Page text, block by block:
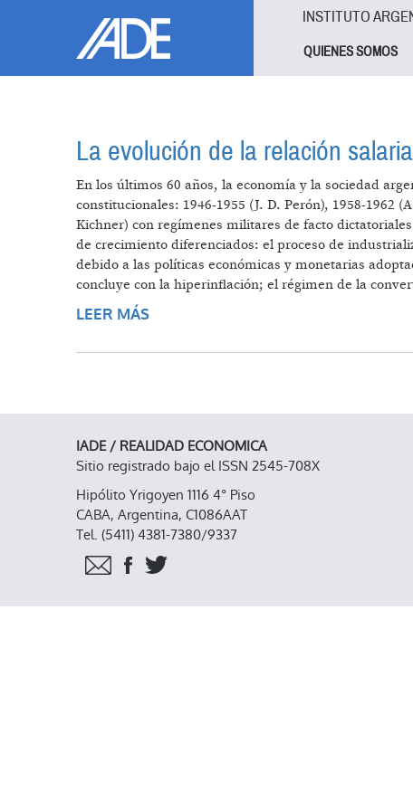
INSTITUTO
QUIENES SOMOS
La evolución de la relación
En los últimos 60 años, la economía y la sociedad
constitucionales: 1946-1955 (J. D. Perón), 1958-1962
Kichner) con regímenes militares de facto
de crecimiento diferenciados: el proceso de
debido a las políticas económicas y monetarias
concluye con la hiperinflación; el régimen de la
LEER MÁS
IADE / REALIDAD ECONOMICA
Sitio registrado bajo el ISSN 2545-708X
Hipólito Yrigoyen 1116 4° Piso
CABA, Argentina, C1086AAT
Tel. (5411) 4381-7380/9337